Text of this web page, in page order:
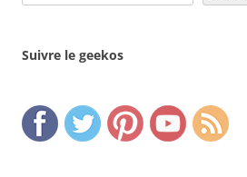
Suivre le geekos